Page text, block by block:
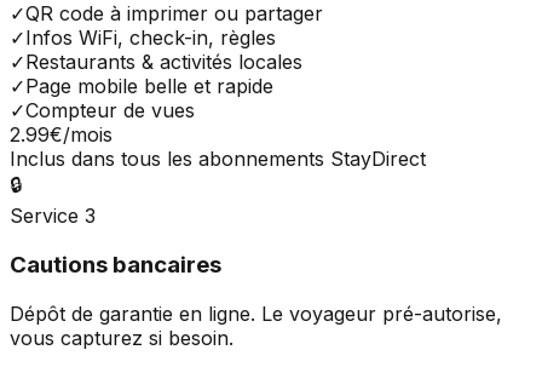
✓QR code à imprimer ou partager
✓Infos WiFi, check-in, règles
✓Restaurants & activités locales
✓Page mobile belle et rapide
✓Compteur de vues
2.99€/mois
Inclus dans tous les abonnements StayDirect
🔒
Service 3
Cautions bancaires
Dépôt de garantie en ligne. Le voyageur pré-autorise,
vous capturez si besoin.